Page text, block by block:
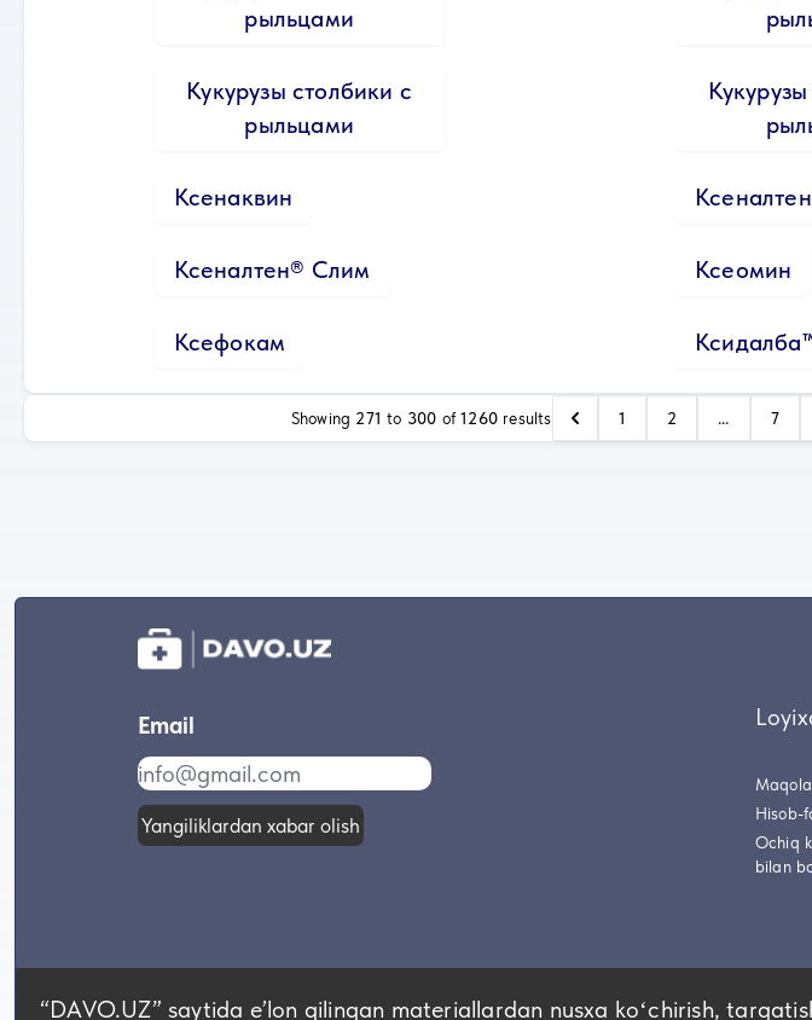
рыльцами
Кукурузы столбики с
рыльцами
Ксенаквин
Ксеналтен® Слим Ксеомин
Ксефокам
Showing 271 to 300 of1260results 1 2 ... 7
Email
Yangiliklardan xabar olish
Hisob-
Ochiq
bilan
“DAVO.UZ” saytida eʼlon qilingan materiallardan nusxa koʻchirish,